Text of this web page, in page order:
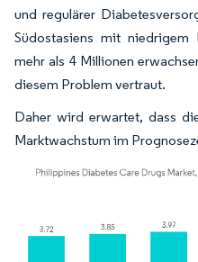
und regulärer
Südostasiens mit
mehr als 4 Millionen
diesem Problem vertraut.
Daher wird erwartet, dass
Marktwachstum im